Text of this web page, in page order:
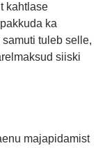
kahtlase
ka
tuleb selle,
siiski
majapidamist